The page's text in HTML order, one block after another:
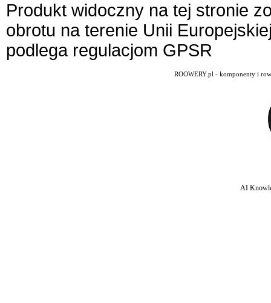
Produkt widoczny na tej stronie
obrotu na terenie Unii
podlega regulacjom GPSR
ROOWERY.pl - komponenty i
AI